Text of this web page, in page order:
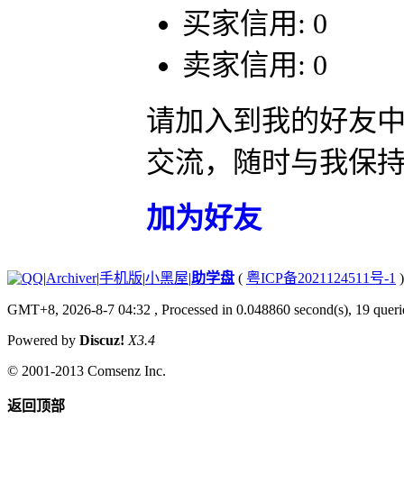
买家信用: 0
卖家信用: 0
请加入到我的好友
交流，随时与我保
加为好友
|Archiver|手机版|小黑屋|助学盘 ( 粤ICP备2021124511号-1 )
GMT+8, 2026-8-7 04:32 , Processed in 0.048860 second(s), 19
Powered by Discuz! X3.4
© 2001-2013 Comsenz Inc.
返回顶部